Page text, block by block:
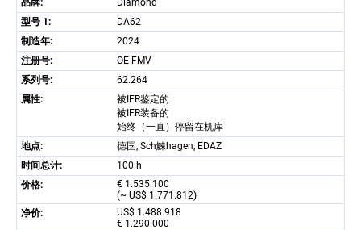
品牌:
Diamond
型号 1:
DA62
制造年:
2024
注册号:
OE-FMV
系列号:
62.264
属性:
被IFR鉴定的
被IFR装备的
始终（一直）停留在机库
地点:
德国, Sch鰊hagen, EDAZ
时间总计:
100 h
价格:
€ 1.535.100
(~ US$ 1.771.812)
净价:
US$ 1.488.918
€ 1.290.000